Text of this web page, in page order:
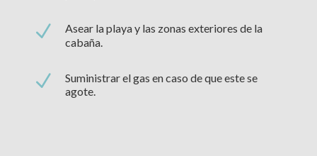
N
Asear la playa y las zonas exteriores de la
cabaña.
N
Suministrar el gas en caso de que este se
agote.